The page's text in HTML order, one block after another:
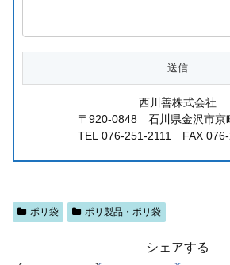
西川善株式会社
〒920-0848 石川県金沢市京
TEL 076-251-2111 FAX
ポリ袋 ポリ製品・ポリ袋
シェアする